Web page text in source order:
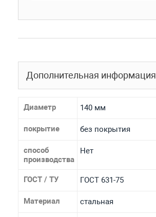
Дополнительная информация
Диаметр 140 мм
покрытие без покрытия
способ
производства
Нет
ГОСТ / ТУ ГОСТ 631-75
Материал стальная